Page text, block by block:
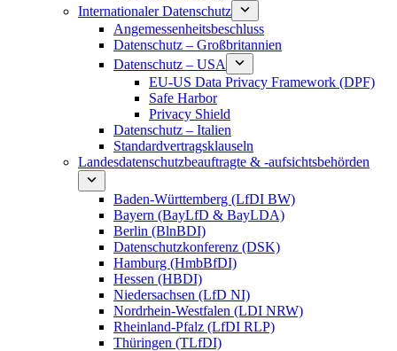
Internationaler Datenschutz
Angemessenheitsbeschluss
Datenschutz – Großbritannien
Datenschutz – USA
EU-US Data Privacy Framework (DPF)
Safe Harbor
Privacy Shield
Datenschutz – Italien
Standardvertragsklauseln
Landesdatenschutzbeauftragte & -aufsichtsbehörden
Baden-Württemberg (LfDI BW)
Bayern (BayLfD & BayLDA)
Berlin (BlnBDI)
Datenschutzkonferenz (DSK)
Hamburg (HmbBfDI)
Hessen (HBDI)
Niedersachsen (LfD NI)
Nordrhein-Westfalen (LDI NRW)
Rheinland-Pfalz (LfDI RLP)
Thüringen (TLfDI)